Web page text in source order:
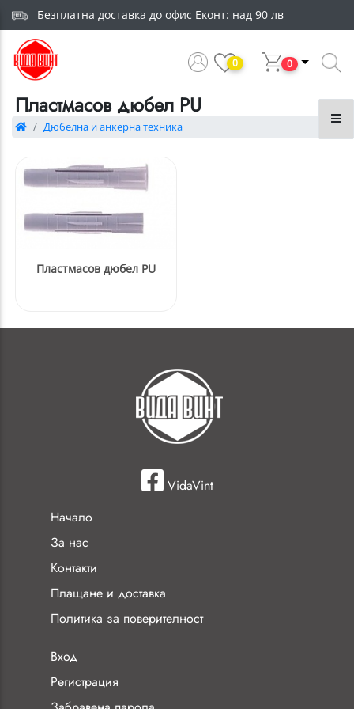
Безплатна доставка до офис Еконт: над 90 лв
0 0
Пластмасов дюбел PU
Дюбелна и анкерна техника
Пластмасов дюбел PU
VidaVint
Начало
За нас
Контакти
Плащане и доставка
Политика за поверителност
Вход
Регистрация